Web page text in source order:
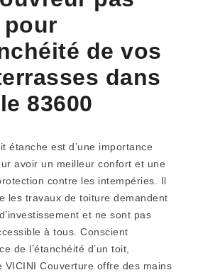
de vos
dans
83600
étanche est d’une importance
avoir un meilleur confort et une
contre les intempéries. Il
les travaux de toiture demandent
et ne sont pas
à tous. Conscient
de l’étanchéité d’un toit,
VICINI Couverture offre des mains